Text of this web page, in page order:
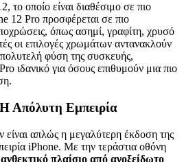
το οποίο είναι διαθέσιμο σε πιο
12 Pro προσφέρεται σε πιο
όπως ασημί, γραφίτη, χρυσό
οι επιλογές χρωμάτων αντανακλούν
φύση της συσκευής,
ιδανικό για όσους επιθυμούν μια πιο
Απόλυτη Εμπειρία
είναι απλώς η μεγαλύτερη έκδοση της
iPhone. Με την τεράστια οθόνη
ανθεκτικό πλαίσιο από ανοξείδωτο